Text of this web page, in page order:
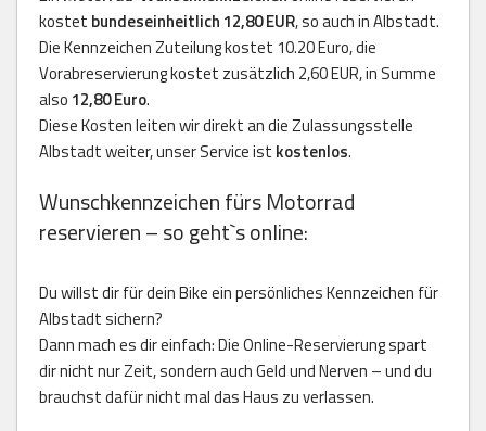
kostet bundeseinheitlich 12,80 EUR, so auch in Albstadt.
Die Kennzeichen Zuteilung kostet 10.20 Euro, die
Vorabreservierung kostet zusätzlich 2,60 EUR, in Summe
also 12,80 Euro.
Diese Kosten leiten wir direkt an die Zulassungsstelle
Albstadt weiter, unser Service ist kostenlos.
Wunschkennzeichen fürs Motorrad
reservieren – so geht`s online:
Du willst dir für dein Bike ein persönliches Kennzeichen für
Albstadt sichern?
Dann mach es dir einfach: Die Online-Reservierung spart
dir nicht nur Zeit, sondern auch Geld und Nerven – und du
brauchst dafür nicht mal das Haus zu verlassen.